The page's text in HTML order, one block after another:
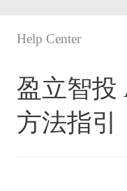
Help Center
盈立智投
方法指引